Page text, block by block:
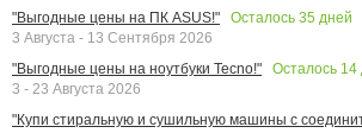
"Выгодные цены на ПК ASUS!"
Осталось 35 дней
3 Августа - 13 Сентября 2026
"Выгодные цены на ноутбуки Tecno!"
Осталось 14
3 - 23 Августа 2026
"Купи стиральную и сушильную машины с